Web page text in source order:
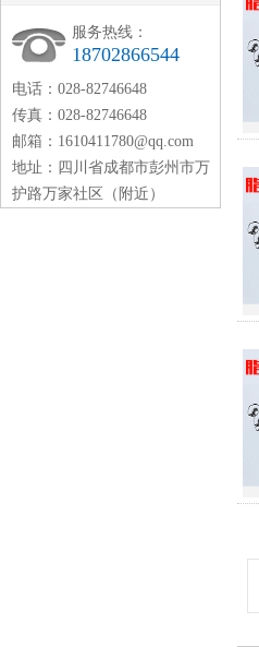
服务热线：
18702866544
电话：028-82746648
传真：028-82746648
邮箱：1610411780@qq.com
地址：四川省成都市彭州市万
护路万家社区（附近）